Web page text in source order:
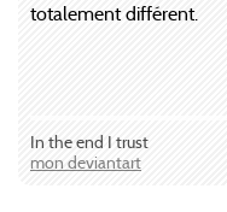
totalement différent.
In the end I trust
mon deviantart